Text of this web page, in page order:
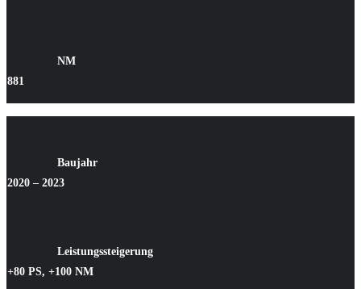
NM
881
Baujahr
2020 – 2023
Leistungssteigerung
+80 PS, +100 NM